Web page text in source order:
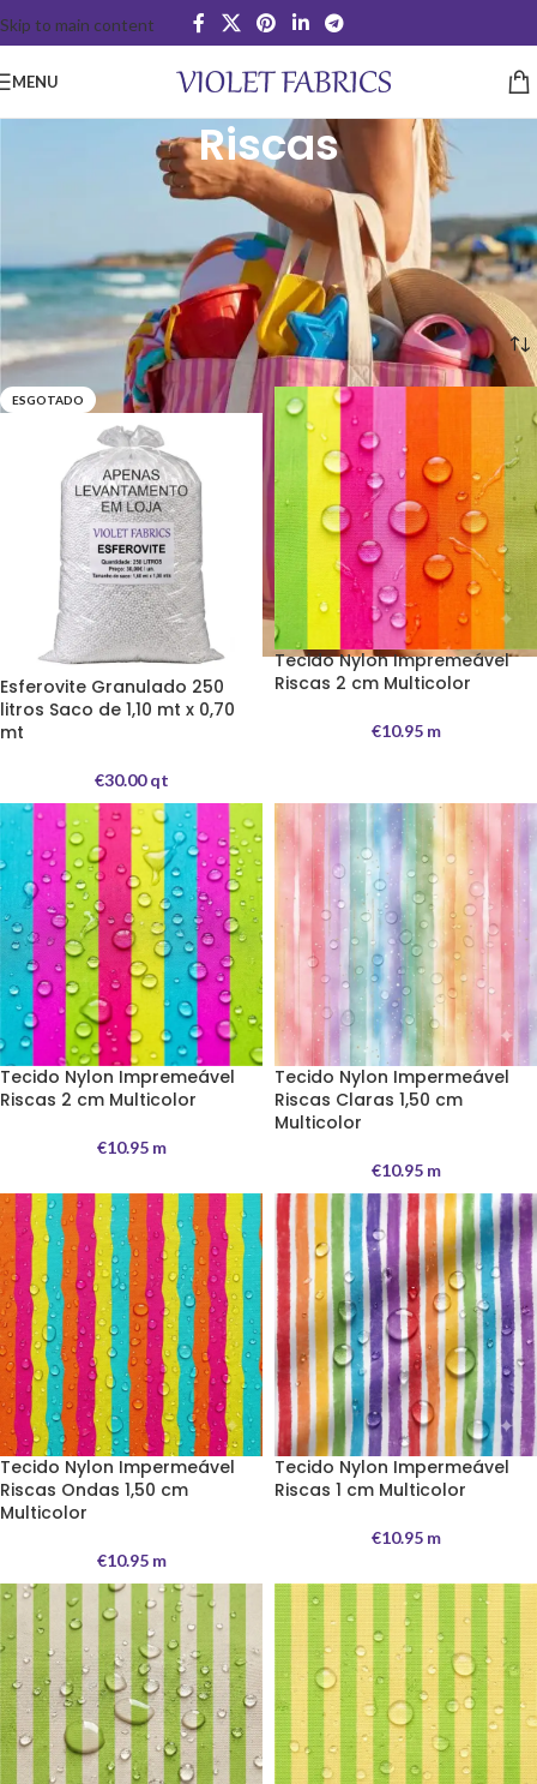
Skip to main content
MENU
Riscas
Nylon Impermeável Estampado Riscas : Estilo, Resistência e Praticidade
Procura um tecido que alinhe alta durabilidade, proteção contra a água e
estampados incríveis? O Nylon Impermeável Riscas é a escolha perfeita
para os seus projetos de costura criativa, artesanato e confecção
industrial.
Início Tecidos Plastificados Nylon Plastificado Riscas
ESGOTADO
Esferovite Granulado 250
litros Saco de 1,10 mt x 0,70
mt
€30.00qt
Tecido Nylon Impremeável
Riscas 2 cm Multicolor
€10.95m
Tecido Nylon Impremeável
Riscas 2 cm Multicolor
€10.95m
Tecido Nylon Impermeável
Riscas Claras 1,50 cm
Multicolor
€10.95m
Tecido Nylon Impermeável
Riscas Ondas 1,50 cm
Multicolor
€10.95m
Tecido Nylon Impermeável
Riscas 1 cm Multicolor
€10.95m